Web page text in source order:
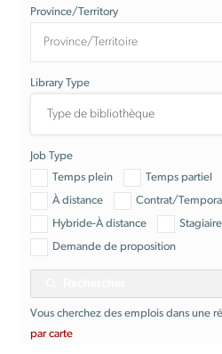
Province/Territory
Library Type
Job Type
Temps plein
Temps partiel
À distance
Contrat/
Hybride-À distance
Demande de proposition
Vous cherchez des emplois dans une
par carte